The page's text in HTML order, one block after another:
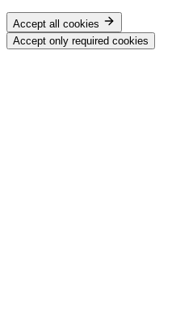
Accept all cookies
Accept only required cookies